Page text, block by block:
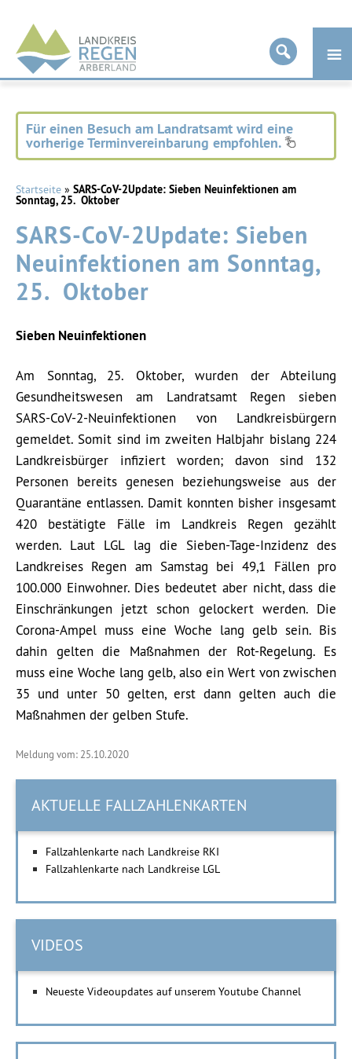
Landkreis
Regen
Für einen Besuch am Landratsamt wird eine
vorherige Terminvereinbarung empfohlen.
Startseite » SARS-CoV-2Update: Sieben Neuinfektionen am
Sonntag, 25. Oktober
SARS-CoV-2Update: Sieben
Neuinfektionen am Sonntag,
25. Oktober
Sieben Neuinfektionen
Am Sonntag, 25. Oktober, wurden der Abteilung
Gesundheitswesen am Landratsamt Regen sieben
SARS-CoV-2-Neuinfektionen von Landkreisbürgern
gemeldet. Somit sind im zweiten Halbjahr bislang 224
Landkreisbürger infiziert worden; davon sind 132
Personen bereits genesen beziehungsweise aus der
Quarantäne entlassen. Damit konnten bisher insgesamt
420 bestätigte Fälle im Landkreis Regen gezählt
werden. Laut LGL lag die Sieben-Tage-Inzidenz des
Landkreises Regen am Samstag bei 49,1 Fällen pro
100.000 Einwohner. Dies bedeutet aber nicht, dass die
Einschränkungen jetzt schon gelockert werden. Die
Corona-Ampel muss eine Woche lang gelb sein. Bis
dahin gelten die Maßnahmen der Rot-Regelung. Es
muss eine Woche lang gelb, also ein Wert von zwischen
35 und unter 50 gelten, erst dann gelten auch die
Maßnahmen der gelben Stufe.
Meldung vom: 25.10.2020
AKTUELLE FALLZAHLENKARTEN
Fallzahlenkarte nach Landkreise RKI
Fallzahlenkarte nach Landkreise LGL
VIDEOS
Neueste Videoupdates auf unserem Youtube Channel